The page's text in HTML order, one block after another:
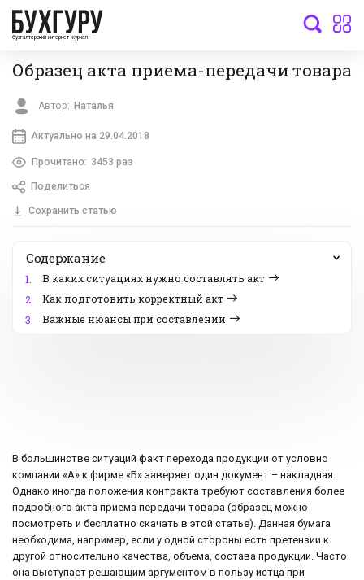
бухгалтерский интернет-журнал
Образец акта приема-передачи товара
Автор: Наталья
Актуально на 29.04.2018
Прочитано: 3453 раз
Поделиться
Сохранить статью
Содержание
1.
В каких ситуациях нужно составлять акт
2.
Как подготовить корректный акт
3.
Важные нюансы при составлении
В большинстве ситуаций факт перехода продукции от условно
компании «А» к фирме «Б» заверяет один документ – накладная.
Однако иногда положения контракта требуют составления более
подробного акта приема передачи товара (образец можно
посмотреть и бесплатно скачать в этой статье). Данная бумага
необходима, например, если у одной стороны есть претензии к
другой относительно качества, объема, состава продукции. Часто
она выступает решающим аргументом в пользу истца при